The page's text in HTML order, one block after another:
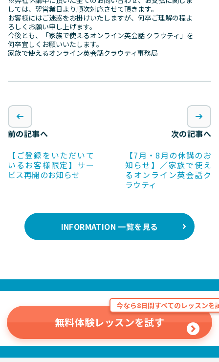
しては、翌営業日より順次対応させて頂きます。
お客様にはご迷惑をお掛けいたしますが、何卒ご理解の程よ
ろしくお願い申し上げます。
今後とも、「家族で使えるオンライン英会話 クラウティ」を
何卒宜しくお願いいたします。
家族で使えるオンライン英会話クラウティ事務局
前の記事へ
【ご登録をいただいて
いるお客様限定】サー
ビス再開のお知らせ
次の記事へ
【7月・8月の休講のお
知らせ】／家族で使え
るオンライン英会話ク
ラウティ
INFORMATION 一覧を見る
今なら8日間すべてのレッスンを
無料体験レッスンを試す